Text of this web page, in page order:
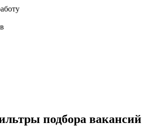
подбора вакансий